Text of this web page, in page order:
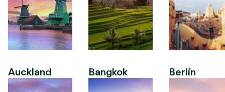
Auckland Bangkok Berlín